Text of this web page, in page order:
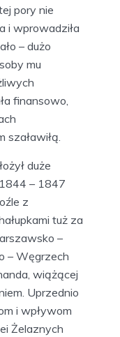
pory nie
i wprowadziła
– dużo
mu
finansowo,
szaławiłą.
duże
– 1847
z
tuż za
–
– Węgrzech
wiążącej
Uprzednio
i wpływom
Żelaznych